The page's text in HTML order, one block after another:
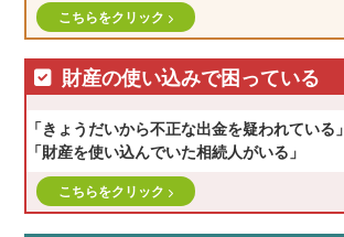
こちらをクリック
財産の使い込みで困っている
「きょうだいから不正な出金を疑われている」
「財産を使い込んでいた相続人がいる」
こちらをクリック